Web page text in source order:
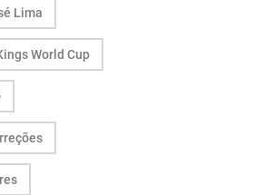
Lima
World Cup